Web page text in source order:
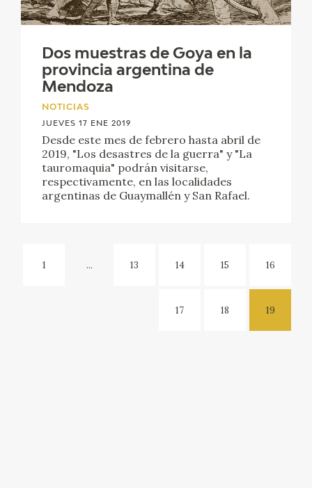
Dos muestras de Goya en la
provincia argentina de
Mendoza
NOTICIAS
JUEVES 17 ENE 2019
Desde este mes de febrero hasta abril de
2019, "Los desastres de la guerra" y "La
tauromaquia" podrán visitarse,
respectivamente, en las localidades
argentinas de Guaymallén y San Rafael.
1 ... 13 14 15 16
17 18 19